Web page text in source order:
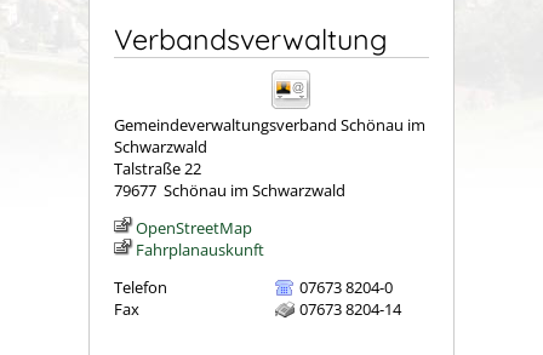
Verbandsverwaltung
Gemeindeverwaltungsverband Schönau im
Schwarzwald
Talstraße 22
79677 Schönau im Schwarzwald
OpenStreetMap
Fahrplanauskunft
Telefon
07673 8204-0
Fax
07673 8204-14